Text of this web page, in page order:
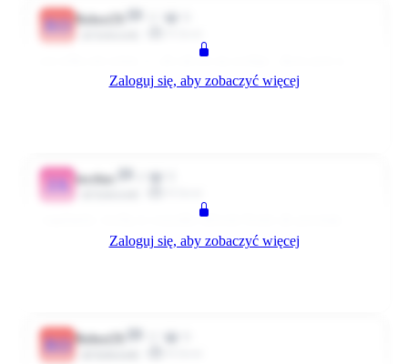
RO Robert70
czy tylko nie wiem :) , ale tak mi się wydaje , skoro post w
Centrum D.... Ruda Śląska temat 3 zmiany chyba że sklepy
Zaloguj się, aby zobaczyć więcej
JA jacekgz
:regulamin: trochę to wszystko dziwnie brzmi ale powstaje
projekt 3 zmianowy ale czy to się uda tego chyba jeszcze nikt
Zaloguj się, aby zobaczyć więcej
RO Robert70